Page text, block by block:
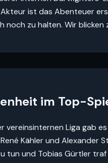
ist das Abenteuer
noch zu halten. Wir
im Top-
vereinsinternen Liga gab
Kähler und Alexander
tun und Tobias Gürtler